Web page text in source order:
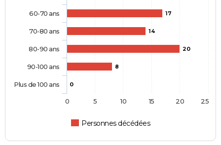
17
14
20
8
0
Personnes décédées
60-70 ans
70-80 ans
80-90 ans
90-100 ans
Plus de 100 ans
0 5 10 15 20 25